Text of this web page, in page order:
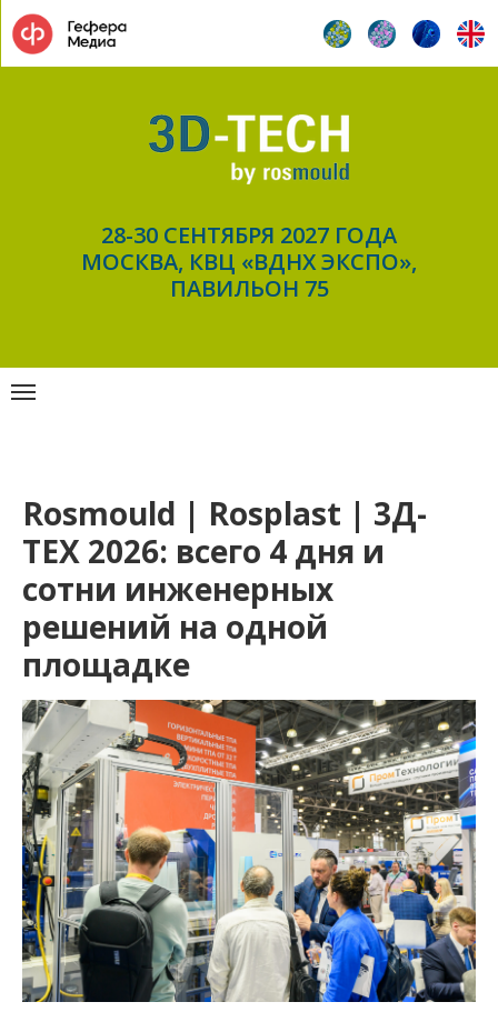
28-30 СЕНТЯБРЯ 2027 ГОДА
МОСКВА, КВЦ «ВДНХ ЭКСПО»,
ПАВИЛЬОН 75
Rosmould | Rosplast | 3Д-
ТЕХ 2026: всего 4 дня и
сотни инженерных
решений на одной
площадке